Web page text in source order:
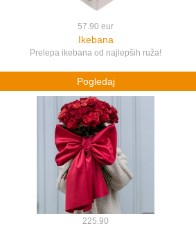
57.90 eur
Ikebana
Prelepa ikebana od najlepših ruža!
Pogledaj
225.90